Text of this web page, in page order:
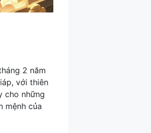
2 năm
với thiên
cho những
mệnh của